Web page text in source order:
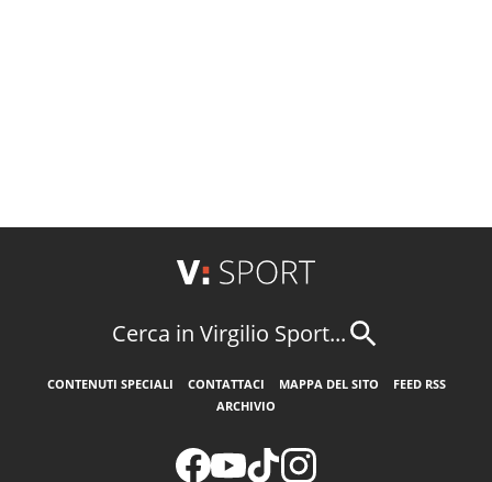
Cerca in Virgilio Sport...
CONTENUTI SPECIALI CONTATTACI MAPPA DEL SITO
FEED RSS
ARCHIVIO